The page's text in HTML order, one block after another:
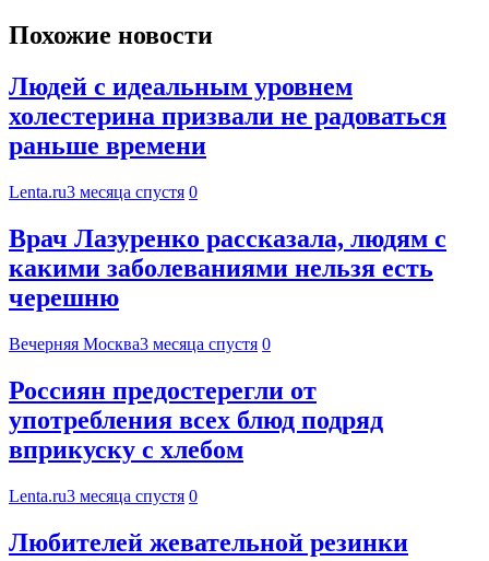
Похожие новости
Людей с идеальным уровнем
холестерина призвали не радоваться
раньше времени
Lenta.ru3 месяца спустя 0
Врач Лазуренко рассказала, людям с
какими заболеваниями нельзя есть
черешню
Вечерняя Москва3 месяца спустя 0
Россиян предостерегли от
употребления всех блюд подряд
вприкуску с хлебом
Lenta.ru3 месяца спустя 0
Любителей жевательной резинки